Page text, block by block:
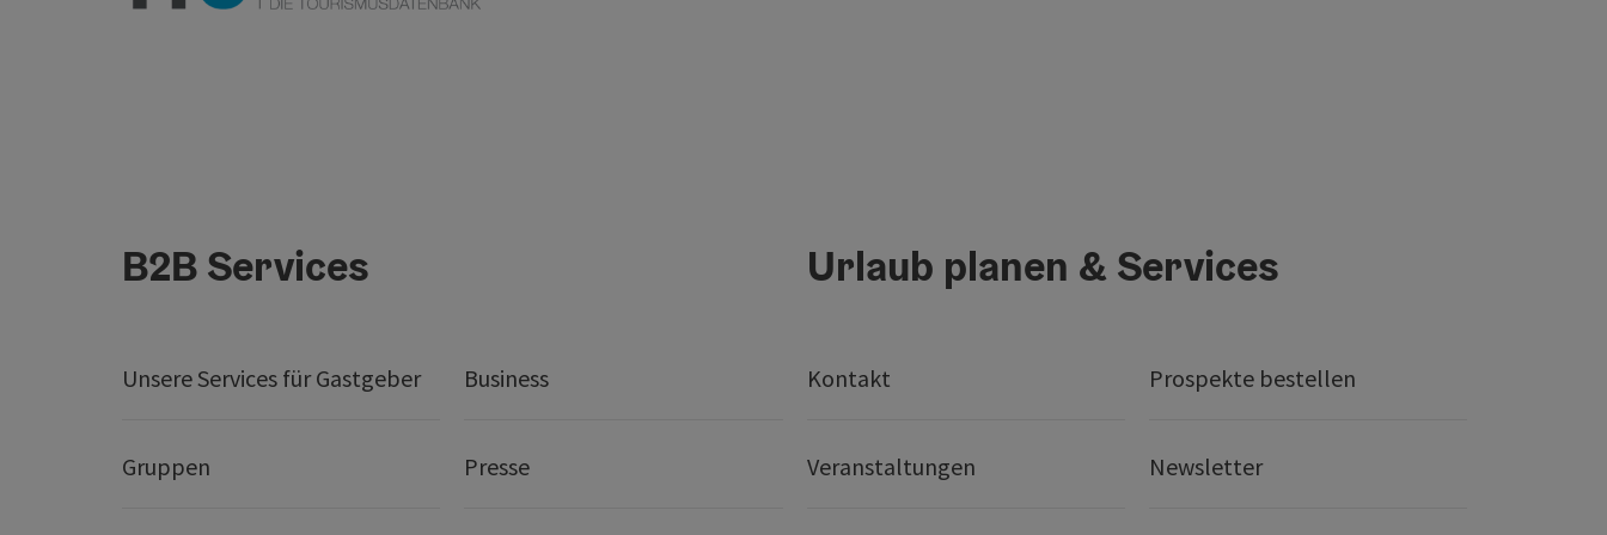
B2B Services
Unsere Services für Gastgeber Business
Gruppen Presse
Urlaub planen & Services
Kontakt Prospekte bestellen
Veranstaltungen Newsletter